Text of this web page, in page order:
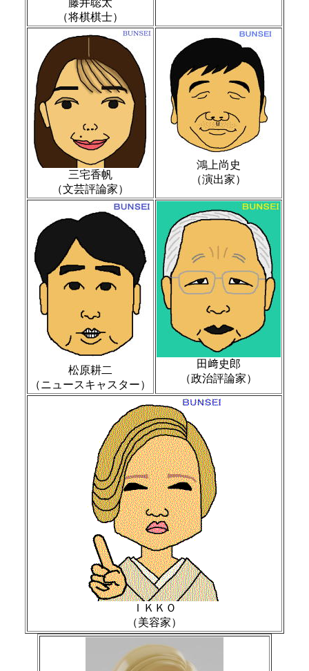
藤井聡太
（将棋棋士）
三宅香帆
（文芸評論家）
鴻上尚史
（演出家）
松原耕二
（ニュースキャスター）
田﨑史郎
（政治評論家）
ＩＫＫＯ
（美容家）